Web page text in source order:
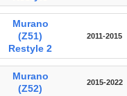
Murano
(Z51)
Restyle 2
2011-2015
Murano
(Z52)
2015-2022